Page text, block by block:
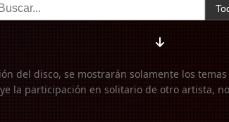
del disco, se mostrarán solamente los
la participación en solitario de otro artista,